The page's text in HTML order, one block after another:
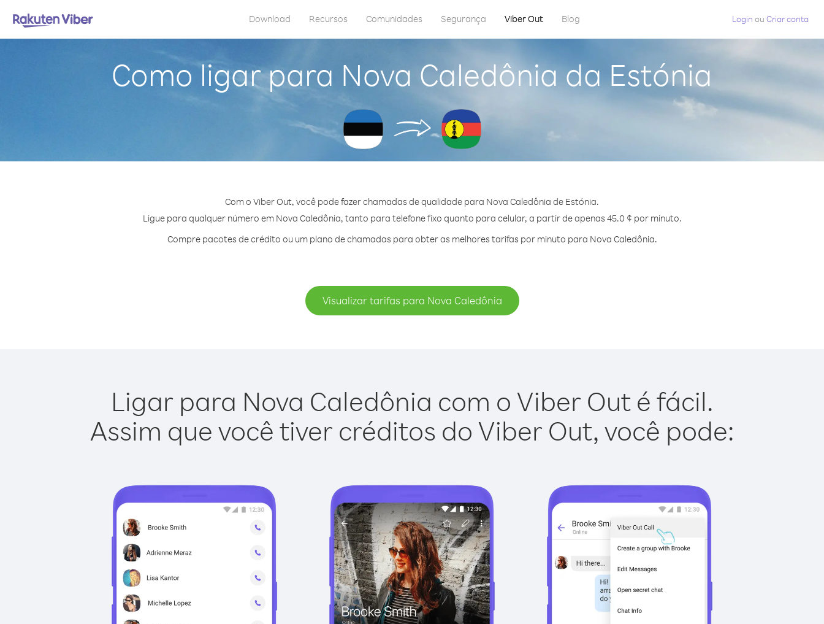
Download Recursos Comunidades Segurança Viber Out Blog Login ou Criar conta
Como ligar para Nova Caledônia da Estónia
Com o Viber Out, você pode fazer chamadas de qualidade para Nova Caledônia de Estónia.
Ligue para qualquer número em Nova Caledônia, tanto para telefone fixo quanto para celular, a partir de apenas 45.0 ¢ por minuto.
Compre pacotes de crédito ou um plano de chamadas para obter as melhores tarifas por minuto para Nova Caledônia.
Visualizar tarifas para Nova Caledônia
Ligar para Nova Caledônia com o Viber Out é fácil.
Assim que você tiver créditos do Viber Out, você pode: